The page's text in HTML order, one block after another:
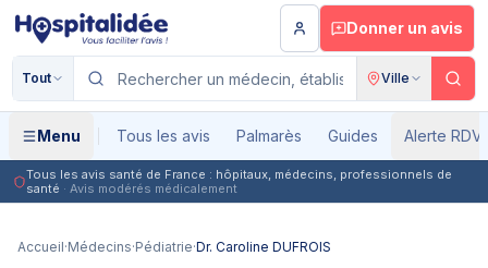
Aller au contenu principal
Donner un avis
Tout Ville
Menu Tous les avis Palmarès Guides Alerte RDV
Tous les avis santé de France : hôpitaux, médecins, professionnels de
santé · Avis modérés médicalement
Accueil·Médecins·Pédiatrie·Dr. Caroline DUFROIS